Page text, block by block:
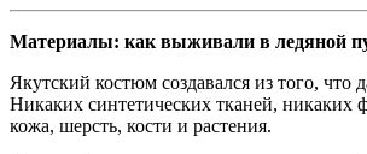
Материалы: как выживали в ледяной
Якутский костюм создавался из того, что
Никаких синтетических тканей, никаких
кожа, шерсть, кости и растения.